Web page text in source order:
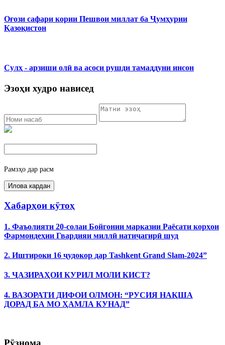
Оғози сафари кории Пешвои миллат ба Ҷумҳурии
Қазоқистон
Сулҳ - арзиши олӣ ва асоси рушди тамаддуни инсон
Эзоҳи худро нависед
Рамзҳо дар расм
Хабарҳои кӯтоҳ
1. Фаъолияти 20-солаи Бойгонии марказии Раёсати корҳои
Фармондеҳии Гвардияи миллӣ натиҷагирӣ шуд
2. Иштироки 16 ҷудокор дар Tashkent Grand Slam-2024”
3. ҶАЗИРАҲОИ КУРИЛ МОЛИ КИСТ?
4. ВАЗОРАТИ ДИФОИ ОЛМОН: “РУСИЯ НАҚША
ДОРАД БА МО ҲАМЛА КУНАД”